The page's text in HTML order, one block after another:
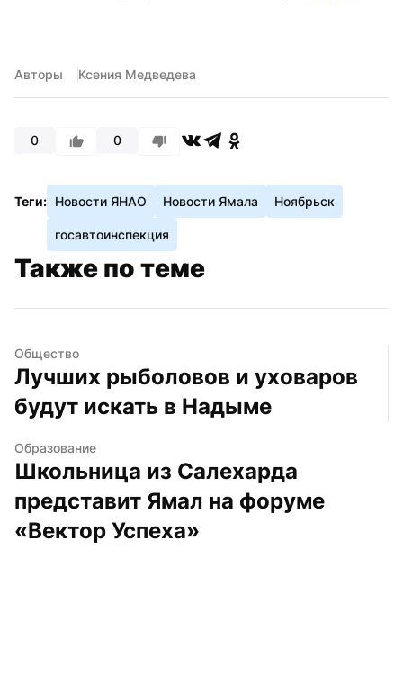
Авторы Ксения Медведева
0 0
Теги: Новости ЯНАО Новости Ямала Ноябрьск
госавтоинспекция
Также по теме
Общество
Лучших рыболовов и уховаров
будут искать в Надыме
Образование
Школьница из Салехарда
представит Ямал на форуме
«Вектор Успеха»